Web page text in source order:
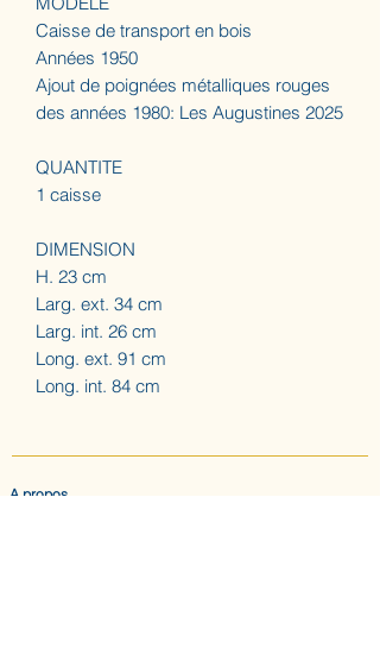
Caisse de transport en bois
Années 1950
Ajout de poignées métalliques rouges
des années 1980: Les Augustines 2025
QUANTITE
1 caisse
DIMENSION
H. 23 cm
Larg. ext. 34 cm
Larg. int. 26 cm
Long. ext. 91 cm
Long. int. 84 cm
A propos